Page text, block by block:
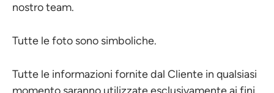
nostro team.
Tutte le foto sono simboliche.
Tutte le informazioni fornite dal Cliente in qualsiasi